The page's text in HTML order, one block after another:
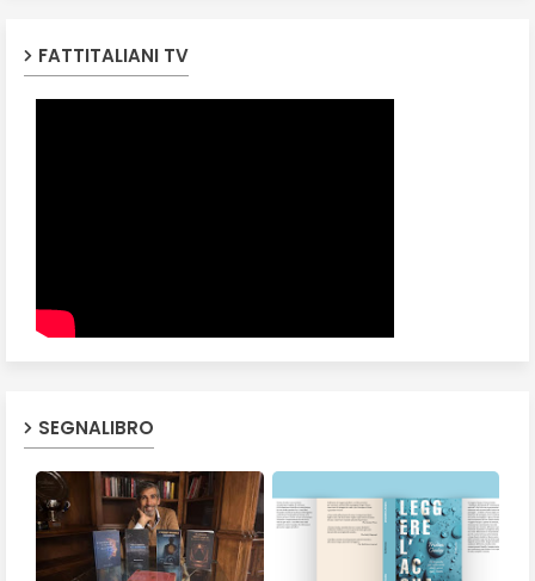
FATTITALIANI TV
SEGNALIBRO